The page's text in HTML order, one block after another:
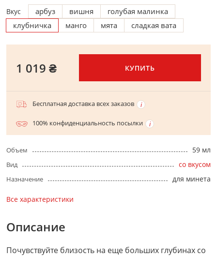
Вкус арбуз вишня
голубая малинка
клубничка
манго мята сладкая вата
1 019 ₴ КУПИТЬ
Бесплатная доставка всех заказов
100% конфиденциальность посылки
Объем 59 мл
Вид со вкусом
Назначение для минета
Все характеристики
Описание
Почувствуйте близость на еще больших глубинах со